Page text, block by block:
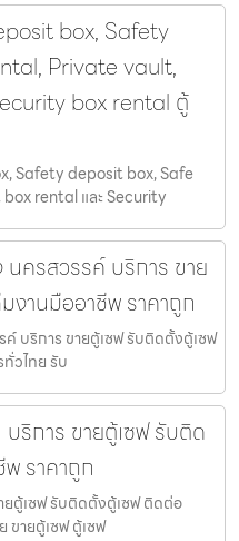
box, Safety
Private vault,
box rental ตู้
Safety deposit box, Safe
rental และ Security
ครสวรรค์ บริการ ขาย
งานมืออาชีพ ราคาถูก
บริการ ขายตู้เซฟ รับติดตั้งตู้เซฟ
วไทย รับ
ริการ ขายตู้เซฟ รับติด
ราคาถูก
ยตู้เซฟ รับติดตั้งตู้เซฟ ติดต่อ
ขายตู้เซฟ ตู้เซฟ